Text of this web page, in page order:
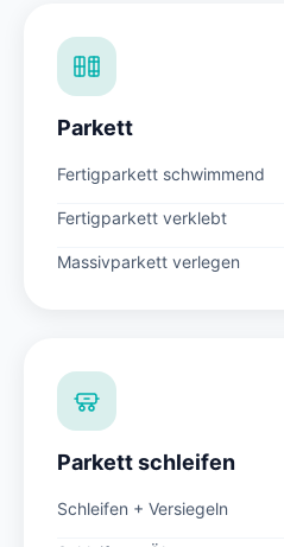
Parkett
Fertigparkett schwimmend
Fertigparkett verklebt
Massivparkett verlegen
Parkett schleifen
Schleifen + Versiegeln